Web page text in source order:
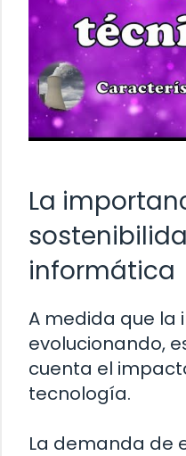
La
informática
A medida que la
evolucionando,
cuenta el
tecnología.
La demanda de